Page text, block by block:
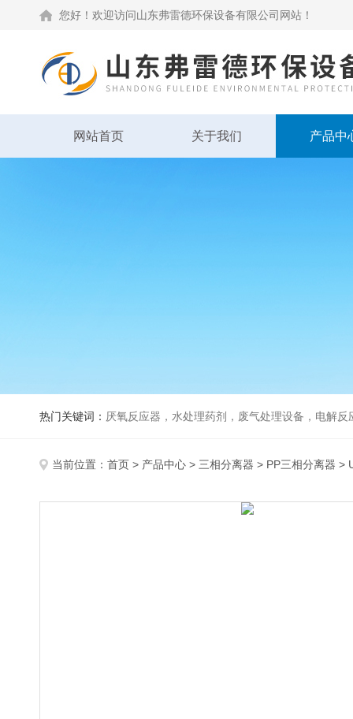
您好！欢迎访问山东弗雷德环保设备有限公司网站！
网站首页 关于我们 产品中
热门关键词： 厌氧反应器，水处理药剂，废气处理设备，电解
当前位置： 首页 > 产品中心 > 三相分离器 > PP三相分离器 >